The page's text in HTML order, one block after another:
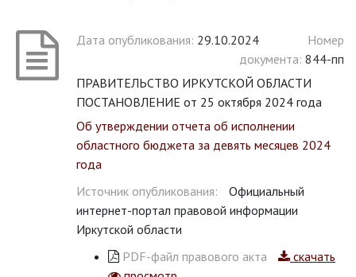
Дата опубликования: 29.10.2024
Номер
документа: 844-пп
ПРАВИТЕЛЬСТВО ИРКУТСКОЙ ОБЛАСТИ
ПОСТАНОВЛЕНИЕ от 25 октября 2024 года
Об утверждении отчета об исполнении
областного бюджета за девять месяцев 2024
года
Источник опубликования:
Официальный
интернет-портал правовой информации
Иркутской области
PDF-файл правового акта
скачать